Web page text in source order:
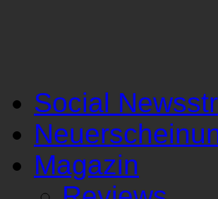
Social
Magazin